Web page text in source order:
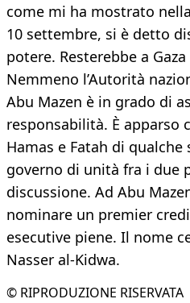
come mi ha mostrato
10 settembre, si è detto
potere. Resterebbe a
Nemmeno l’Autorità
Abu Mazen è in grado di
responsabilità. È apparso
Hamas e Fatah di
governo di unità fra i due
discussione. Ad Abu
nominare un premier
esecutive piene. Il nome
Nasser al-Kidwa.
© RIPRODUZIONE RISERVATA